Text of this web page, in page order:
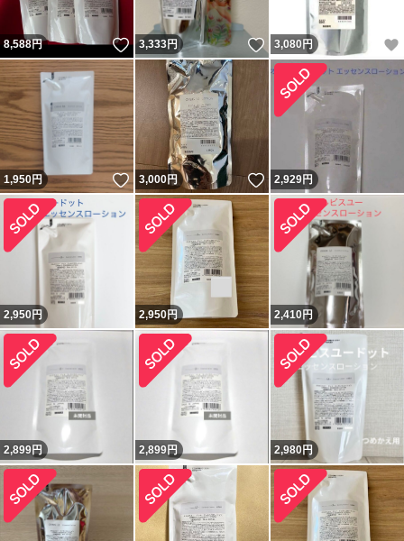
8,588円 いいね！
3,333円 いいね！
3,080 円
1,950円 いいね！
3,000円 いいね！
2,929円
2,950円 2,950円 2,410円
2,899円 2,899円 2,980円